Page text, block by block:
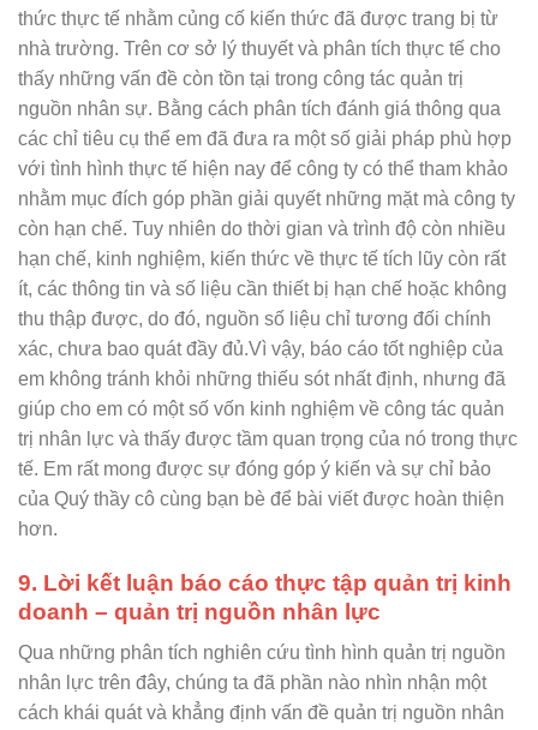
thức thực tế nhằm củng cố kiến thức đã được trang bị từ
nhà trường. Trên cơ sở lý thuyết và phân tích thực tế cho
thấy những vấn đề còn tồn tại trong công tác quản trị
nguồn nhân sự. Bằng cách phân tích đánh giá thông qua
các chỉ tiêu cụ thể em đã đưa ra một số giải pháp phù hợp
với tình hình thực tế hiện nay để công ty có thể tham khảo
nhằm mục đích góp phần giải quyết những mặt mà công ty
còn hạn chế. Tuy nhiên do thời gian và trình độ còn nhiều
hạn chế, kinh nghiệm, kiến thức về thực tế tích lũy còn rất
ít, các thông tin và số liệu cần thiết bị hạn chế hoặc không
thu thập được, do đó, nguồn số liệu chỉ tương đối chính
xác, chưa bao quát đầy đủ.Vì vậy, báo cáo tốt nghiệp của
em không tránh khỏi những thiếu sót nhất định, nhưng đã
giúp cho em có một số vốn kinh nghiệm về công tác quản
trị nhân lực và thấy được tầm quan trọng của nó trong thực
tế. Em rất mong được sự đóng góp ý kiến và sự chỉ bảo
của Quý thầy cô cùng bạn bè để bài viết được hoàn thiện
hơn.
9. Lời kết luận báo cáo thực tập quản trị kinh
doanh – quản trị nguồn nhân lực
Qua những phân tích nghiên cứu tình hình quản trị nguồn
nhân lực trên đây, chúng ta đã phần nào nhìn nhận một
cách khái quát và khẳng định vấn đề quản trị nguồn nhân